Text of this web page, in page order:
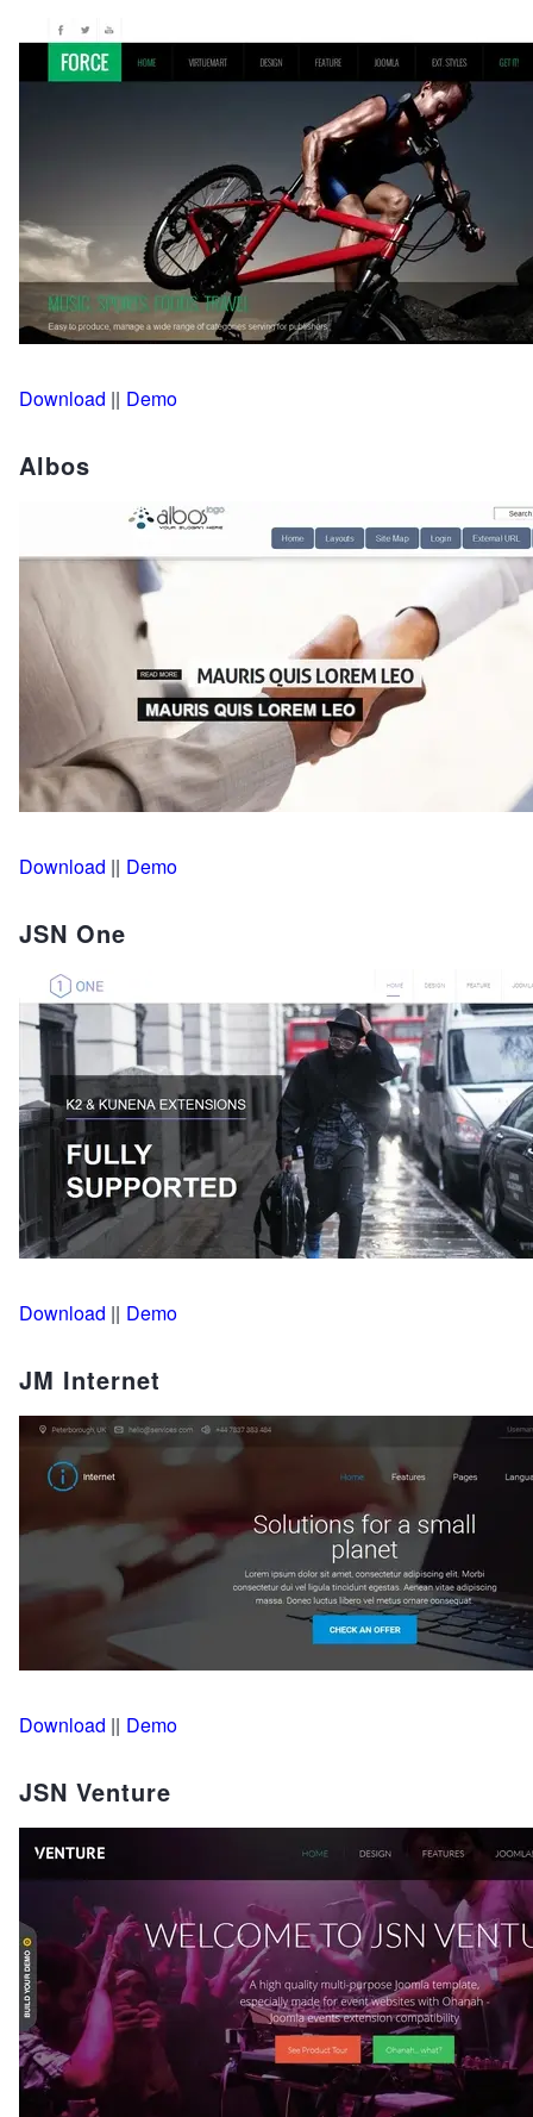
Download || Demo
Albos
Download || Demo
JSN One
Download || Demo
JM Internet
Download || Demo
JSN Venture